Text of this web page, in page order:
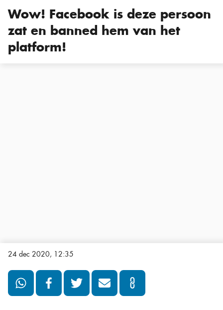
Wow! Facebook is deze persoon
zat en banned hem van het
platform!
24 dec 2020, 12:35